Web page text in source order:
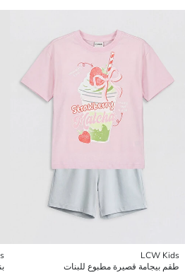
LCW Kids
طقم بيجامة قصيرة مطبوع للبنات